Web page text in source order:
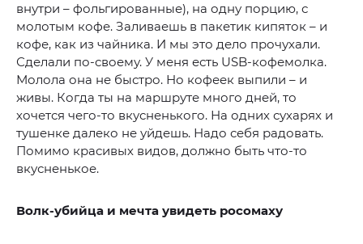
внутри – фольгированные), на одну порцию, с
молотым кофе. Заливаешь в пакетик кипяток – и
кофе, как из чайника. И мы это дело прочухали.
Сделали по-своему. У меня есть USB-кофемолка.
Молола она не быстро. Но кофеек выпили – и
живы. Когда ты на маршруте много дней, то
хочется чего-то вкусненького. На одних сухарях и
тушенке далеко не уйдешь. Надо себя радовать.
Помимо красивых видов, должно быть что-то
вкусненькое.
Волк-убийца и мечта увидеть росомаху